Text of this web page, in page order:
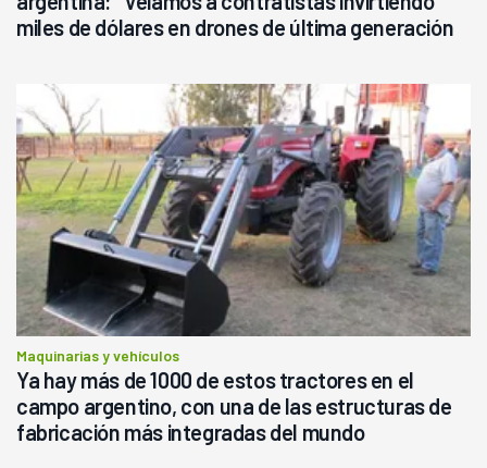
miles de dólares en drones de última generación
Maquinarias y vehículos
Ya hay más de 1000 de estos tractores en el
campo argentino, con una de las estructuras de
fabricación más integradas del mundo